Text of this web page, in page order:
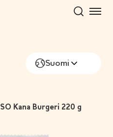
Suomi
ISO Kana Burgeri 220 g